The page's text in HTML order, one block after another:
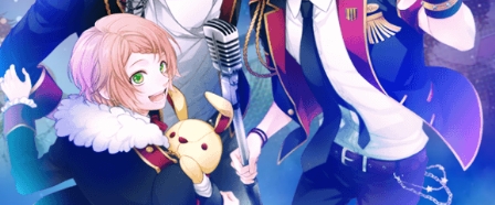
イベント・キャンペーン
ミュージック
グッズ・本
ギャラリー